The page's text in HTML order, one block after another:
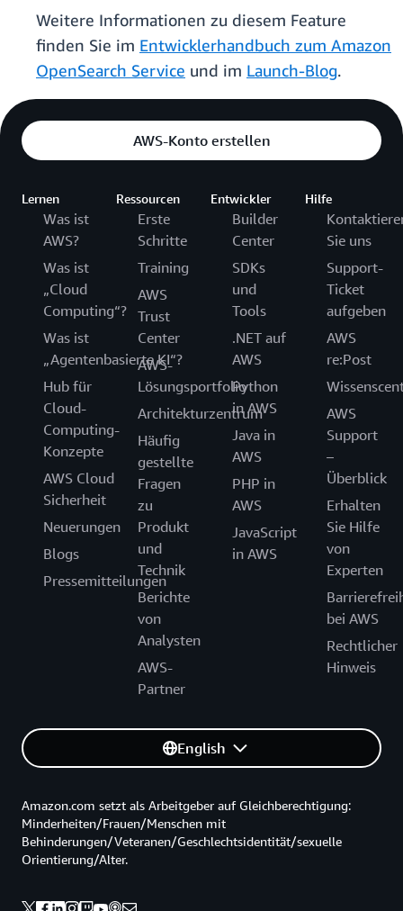
Weitere Informationen zu diesem Feature
finden Sie im Entwicklerhandbuch zum Amazon
OpenSearch Service und im Launch-Blog.
AWS-Konto erstellen
Lernen
Was ist
AWS?
Was ist
„Cloud
Computing“?
Was ist
„Agentenbasierte KI“?
Hub für
Cloud-
Computing-
Konzepte
AWS Cloud
Sicherheit
Neuerungen
Blogs
Pressemitteilungen
Ressourcen
Erste
Schritte
Training
AWS
Trust
Center
AWS-
Lösungsportfolio
Architekturzentrum
Häufig
gestellte
Fragen
zu
Produkt
und
Technik
Berichte
von
Analysten
AWS-
Partner
Entwickler
Builder
Center
SDKs
und
Tools
.NET auf
AWS
Python
in AWS
Java in
AWS
PHP in
AWS
JavaScript
in AWS
Hilfe
Sie uns
Support-
Ticket
aufgeben
AWS
re:Post
AWS
Support
–
Überblick
Erhalten
Sie Hilfe
von
Experten
bei AWS
Rechtlicher
Hinweis
English
Amazon.com setzt als Arbeitgeber auf Gleichberechtigung:
Minderheiten/Frauen/Menschen mit
Behinderungen/Veteranen/Geschlechtsidentität/sexuelle
Orientierung/Alter.